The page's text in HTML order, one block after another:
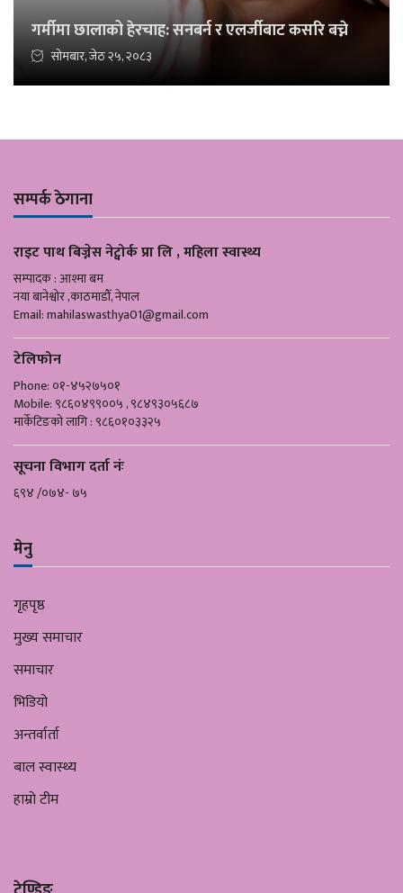
गर्मीमा छालाको हेरचाह: सनबर्न र एलर्जीबाट कसरि बच्ने
सोमबार, जेठ २५, २०८३
सम्पर्क ठेगाना
राइट पाथ बिज्नेस नेट्वोर्क प्रा लि , महिला स्वास्थ्य
सम्पादक : आश्मा बम
नया बानेश्वोर ,काठमाडौँ, नेपाल
Email:mahilaswasthya01@gmail.com
टेलिफोन
Phone: ०१-४५२७५०१
Mobile: ९८६०४९९००५ , ९८४९३०५६८७
मार्केटिङको लागि : ९८६०१०३३२५
सूचना विभाग दर्ता नंः
६९४ /०७४- ७५
मेनु
गृहपृष्ठ
मुख्य समाचार
समाचार
भिडियो
अन्तर्वार्ता
बाल स्वास्थ्य
हाम्रो टीम